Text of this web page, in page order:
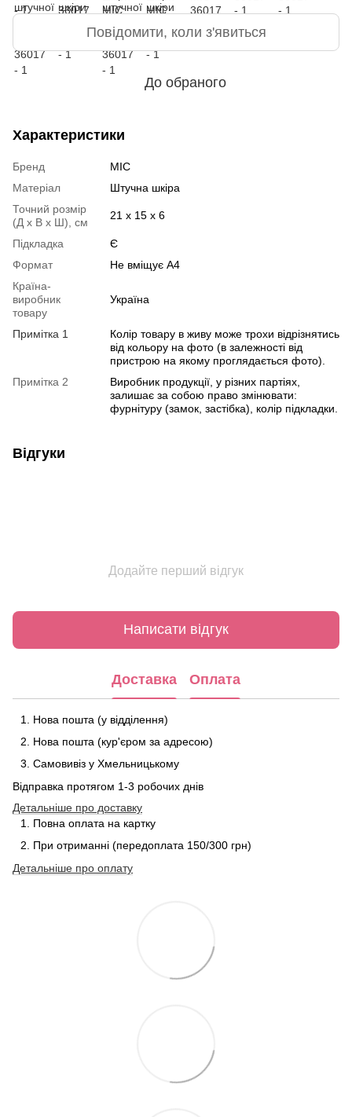
Повідомити, коли з'явиться
До обраного
Характеристики
Бренд
МІС
Матеріал
Штучна шкіра
Точний розмір
(Д х В х Ш), см
21 х 15 х 6
Підкладка
Є
Формат
Не вміщує А4
Країна-
виробник
товару
Україна
Примітка 1
Колір товару в живу може трохи відрізнятись
від кольору на фото (в залежності від
пристрою на якому проглядається фото).
Примітка 2
Виробник продукції, у різних партіях,
залишає за собою право змінювати:
фурнітуру (замок, застібка), колір підкладки.
Відгуки
Додайте перший відгук
Написати відгук
Доставка Оплата
Нова пошта (у відділення)
Нова пошта (кур'єром за адресою)
Самовивіз у Хмельницькому
Відправка протягом 1-3 робочих днів
Детальніше про доставку
Повна оплата на картку
При отриманні (передоплата 150/300 грн)
Детальніше про оплату